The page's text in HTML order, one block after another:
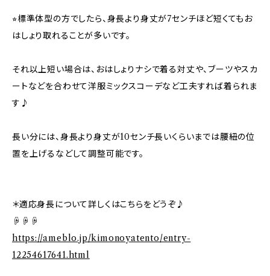
⭐︎標準体型の方でしたら、身長より身丈が7センチほど短くてもお
はしょり取れることが多いです。
それ以上短い場合は、おはしょりナシで着る対丈や、ブーツやスカ
ートなどを合わせて洋服ミックスコーデなど工夫すれば着られま
す♪
長い分には、身長より身丈が10センチ長いくらいまでは腰紐の位
置を上げるなどして調整可能です。
＊適応身長について詳しくはこちらをどうぞ♪
☟☟☟
https://ameblo.jp/kimonoyatento/entry-
12254617641.html